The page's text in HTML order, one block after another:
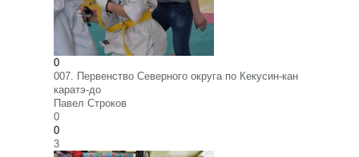
0
007. Первенство Северного округа по Кекусин-кан
каратэ-до
Павел Строков
0
0
3